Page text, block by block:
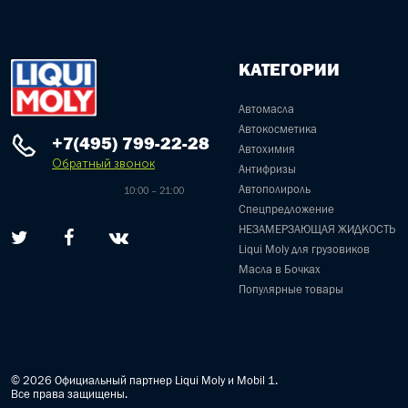
+7(495) 799-22-28
Обратный звонок
10:00 – 21:00
КАТЕГОРИИ
Автомасла
Автокосметика
Автохимия
Антифризы
Автополироль
Спецпредложение
НЕЗАМЕРЗАЮЩАЯ ЖИДКОСТЬ
Liqui Moly для грузовиков
Масла в Бочках
Популярные товары
© 2026 Официальный партнер Liqui Moly и Mobil 1.
Все права защищены.